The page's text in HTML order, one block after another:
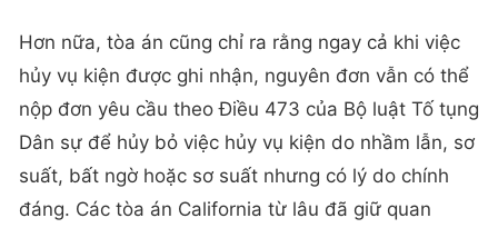
Hơn nữa, tòa án cũng chỉ ra rằng ngay cả khi việc
hủy vụ kiện được ghi nhận, nguyên đơn vẫn có thể
nộp đơn yêu cầu theo Điều 473 của Bộ luật Tố tụng
Dân sự để hủy bỏ việc hủy vụ kiện do nhầm lẫn, sơ
suất, bất ngờ hoặc sơ suất nhưng có lý do chính
đáng. Các tòa án California từ lâu đã giữ quan